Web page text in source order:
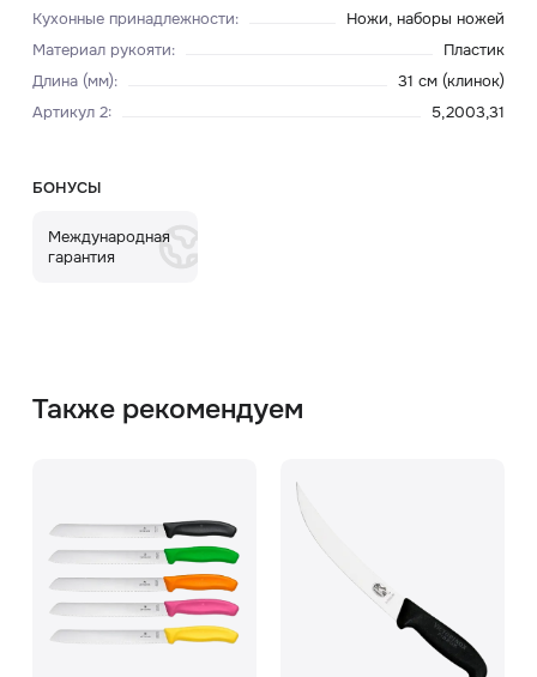
Кухонные принадлежности:
Ножи, наборы ножей
Материал рукояти:
Пластик
Длина (мм):
31 см (клинок)
Артикул 2: 5,2003,31
БОНУСЫ
Международная
гарантия
Также рекомендуем